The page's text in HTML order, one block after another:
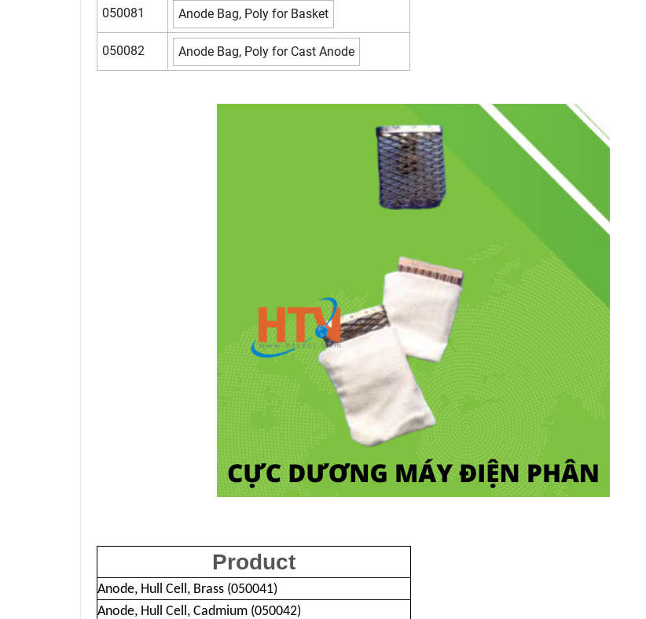
050081 Anode Bag, Poly for Basket
050082 Anode Bag, Poly for Cast Anode
Product
Anode, Hull Cell, Brass (050041)
Anode, Hull Cell, Cadmium (050042)